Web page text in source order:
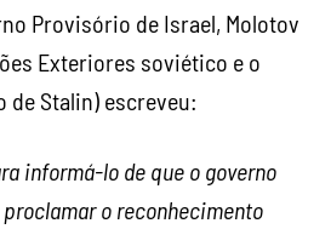
Provisório de Israel, Molotov
Exteriores soviético e o
Stalin) escreveu:
informá-lo de que o governo
proclamar o reconhecimento